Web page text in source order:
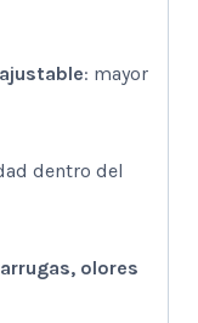
: mayor
dentro del
olores